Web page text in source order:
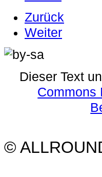
Zurück
Weiter
Dieser Text
Commons
©